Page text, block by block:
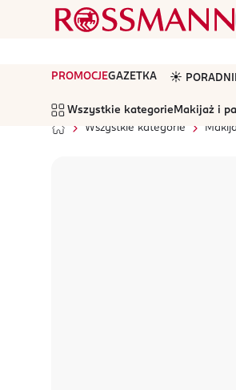
PROMOCJEGAZETKA ☀️
Wszystkie kategorie Makijaż i
Wszystkie kategorie